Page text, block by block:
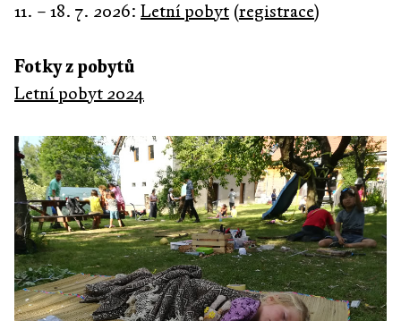
11. – 18. 7. 2026: Letní pobyt (registrace)
Fotky z pobytů
Letní pobyt 2024